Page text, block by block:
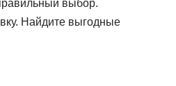
выбор.
Найдите выгодные